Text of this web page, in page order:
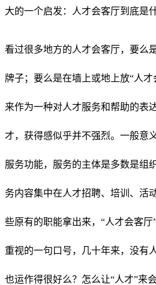
大的一个启发：人才会客厅到底是
看过很多地方的人才会客厅，要么
牌子；要么是在墙上或地上放“人
来作为一种对人才服务和帮助的表
才，获得感似乎并不强烈。一般意
服务功能，服务的主体是多数是组
务内容集中在人才招聘、培训、活
些原有的职能拿出来，“人才会客
重视的一句口号，几十年来，没有
也运作得很好么？怎么让“人才”来